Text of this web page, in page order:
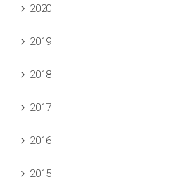
2020
2019
2018
2017
2016
2015